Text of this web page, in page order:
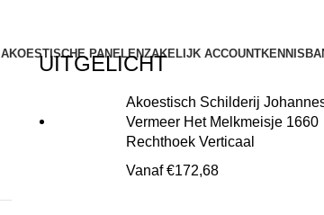
AKOESTISCHE PANELENZAKELIJK ACCOUNT
UITGELICHT
Akoestisch Schilderij
Vermeer Het Melkmeisje 1660
Rechthoek Verticaal
Vanaf€172,68